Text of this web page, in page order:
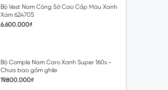
Bộ Vest Nam Công Sở Cao Cấp Màu Xanh
Xám 624705
6.600.000₫
Bộ Comple Nam Caro Xanh Super 160s -
Chưa bao gồm ghile
19.800.000₫